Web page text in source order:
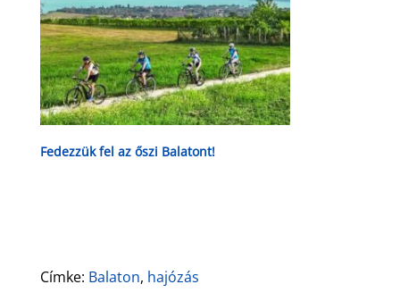
Fedezzük fel az őszi Balatont!
Címke: Balaton, hajózás